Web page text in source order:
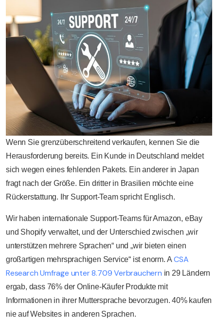
Wenn Sie grenzüberschreitend verkaufen, kennen Sie die
Herausforderung bereits. Ein Kunde in Deutschland meldet
sich wegen eines fehlenden Pakets. Ein anderer in Japan
fragt nach der Größe. Ein dritter in Brasilien möchte eine
Rückerstattung. Ihr Support-Team spricht Englisch.
Wir haben internationale Support-Teams für Amazon, eBay
und Shopify verwaltet, und der Unterschied zwischen „wir
unterstützen mehrere Sprachen“ und „wir bieten einen
großartigen mehrsprachigen Service“ ist enorm. ACSA
Research Umfrage unter 8.709 Verbrauchern in 29 Ländern
ergab, dass 76% der Online-Käufer Produkte mit
Informationen in ihrer Muttersprache bevorzugen. 40% kaufen
nie auf Websites in anderen Sprachen.